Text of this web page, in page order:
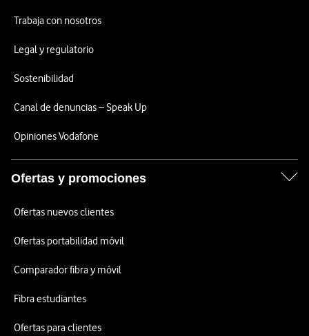
Trabaja con nosotros
Legal y regulatorio
Sostenibilidad
Canal de denuncias – Speak Up
Opiniones Vodafone
Ofertas y promociones
Ofertas nuevos clientes
Ofertas portabilidad móvil
Comparador fibra y móvil
Fibra estudiantes
Ofertas para clientes